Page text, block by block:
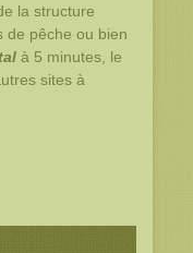
la structure
de pêche ou bien
à 5 minutes, le
sites à